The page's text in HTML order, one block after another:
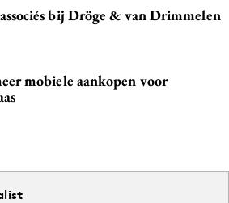
bij Dröge & van Drimmelen
mobiele aankopen voor